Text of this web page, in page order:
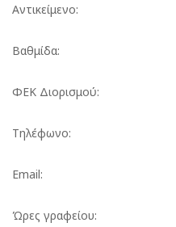
Αντικείμενο:
Βαθμίδα:
ΦΕΚ Διορισμού:
Τηλέφωνο:
Email:
Ώρες γραφείου: